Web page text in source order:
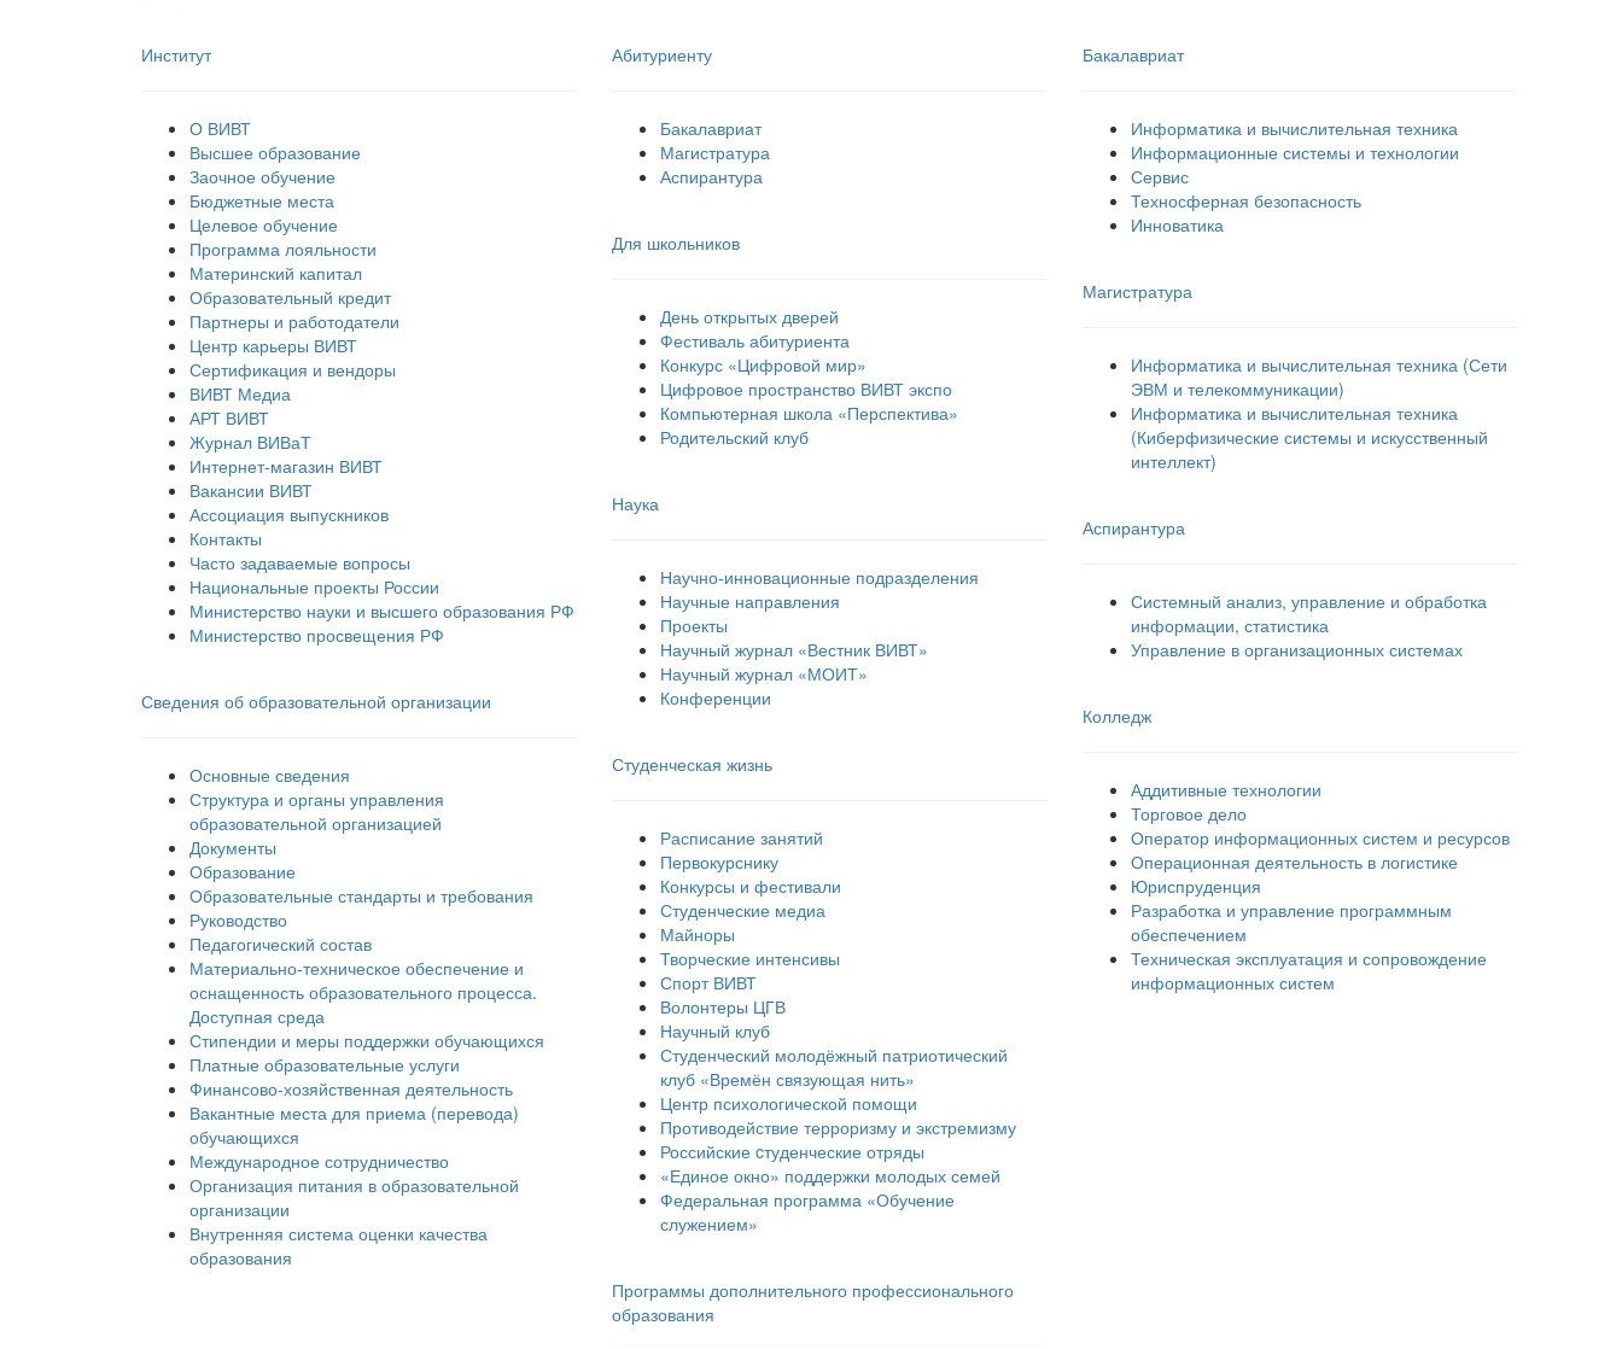
Институт
О ВИВТ
Высшее образование
Заочное обучение
Бюджетные места
Целевое обучение
Программа лояльности
Материнский капитал
Образовательный кредит
Партнеры и работодатели
Центр карьеры ВИВТ
Сертификация и вендоры
ВИВТ Медиа
АРТ ВИВТ
Журнал ВИВаТ
Интернет-магазин ВИВТ
Вакансии ВИВТ
Ассоциация выпускников
Контакты
Часто задаваемые вопросы
Национальные проекты России
Министерство науки и высшего образования РФ
Министерство просвещения РФ
Сведения об образовательной организации
Основные сведения
Структура и органы управления
образовательной организацией
Документы
Образование
Образовательные стандарты и требования
Руководство
Педагогический состав
Материально-техническое обеспечение и
оснащенность образовательного процесса.
Доступная среда
Стипендии и меры поддержки обучающихся
Платные образовательные услуги
Финансово-хозяйственная деятельность
Вакантные места для приема (перевода)
обучающихся
Международное сотрудничество
Организация питания в образовательной
организации
Внутренняя система оценки качества
образования
Абитуриенту
Бакалавриат
Магистратура
Аспирантура
Для школьников
День открытых дверей
Фестиваль абитуриента
Конкурс «Цифровой мир»
Цифровое пространство ВИВТ экспо
Компьютерная школа «Перспектива»
Родительский клуб
Наука
Научно-инновационные подразделения
Научные направления
Проекты
Научный журнал «Вестник ВИВТ»
Научный журнал «МОИТ»
Конференции
Студенческая жизнь
Расписание занятий
Первокурснику
Конкурсы и фестивали
Студенческие медиа
Майноры
Творческие интенсивы
Спорт ВИВТ
Волонтеры ЦГВ
Научный клуб
Студенческий молодёжный патриотический
клуб «Времён связующая нить»
Центр психологической помощи
Противодействие терроризму и экстремизму
Российские cтуденческие отряды
«Единое окно» поддержки молодых семей
Федеральная программа «Обучение
служением»
Программы дополнительного профессионального
образования
Бакалавриат
Информатика и вычислительная техника
Информационные системы и технологии
Сервис
Техносферная безопасность
Инноватика
Магистратура
Информатика и вычислительная техника (Сети
ЭВМ и телекоммуникации)
Информатика и вычислительная техника
(Киберфизические системы и искусственный
интеллект)
Аспирантура
Системный анализ, управление и обработка
информации, статистика
Управление в организационных системах
Колледж
Аддитивные технологии
Торговое дело
Оператор информационных систем и ресурсов
Операционная деятельность в логистике
Юриспруденция
Разработка и управление программным
обеспечением
Техническая эксплуатация и сопровождение
информационных систем